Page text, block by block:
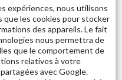
87
expériences, nous utilisons
les cookies pour stocker
des appareils. Le fait
nous permettra de
que le comportement de
relatives à votre
avec Google.